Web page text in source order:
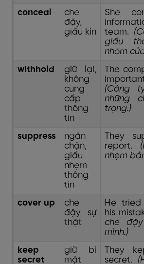
conceal
che
đậy,
giấu kín
She
team.
giấu
nhóm
withhold
giữ lại,
không
cung
cấp
thông
tin
The
(Công
những
trọng.)
suppress
ngăn
chặn,
giấu
nhẹm
thông
tin
They
report.
nhẹm
cover up
che
đậy sự
thật
He
his
che
mình.)
keep
secret
giữ bí
mật
They
secret.